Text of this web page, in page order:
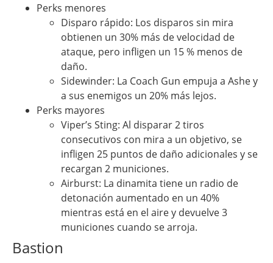
Perks menores
Disparo rápido: Los disparos sin mira
obtienen un 30% más de velocidad de
ataque, pero infligen un 15 % menos de
daño.
Sidewinder: La Coach Gun empuja a Ashe y
a sus enemigos un 20% más lejos.
Perks mayores
Viper’s Sting: Al disparar 2 tiros
consecutivos con mira a un objetivo, se
infligen 25 puntos de daño adicionales y se
recargan 2 municiones.
Airburst: La dinamita tiene un radio de
detonación aumentado en un 40%
mientras está en el aire y devuelve 3
municiones cuando se arroja.
Bastion